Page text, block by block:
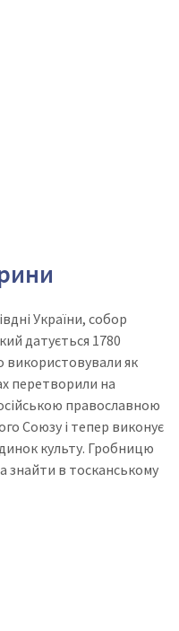
України, собор
датується 1780
використовували як
перетворили на
православною
Союзу і тепер виконує
культу. Гробницю
знайти в тосканському